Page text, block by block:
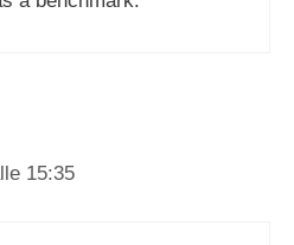
15:35